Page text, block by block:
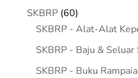
SKBRP 6060
products
SKBRP - Alat-Alat
SKBRP - Baju & Seluar
SKBRP - Buku